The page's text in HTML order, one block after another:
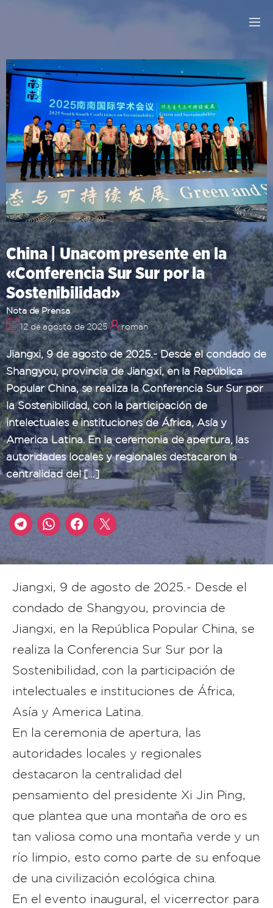
China | Unacom presente en la
«Conferencia Sur Sur por la
Sostenibilidad»
Nota de Prensa
12 de agosto de 2025
roman
Jiangxi, 9 de agosto de 2025.- Desde el condado de
Shangyou, provincia de Jiangxi, en la República
Popular China, se realiza la Conferencia Sur Sur por
la Sostenibilidad, con la participación de
intelectuales e instituciones de África, Asía y
America Latina. En la ceremonia de apertura, las
autoridades locales y regionales destacaron la
centralidad del […]
Jiangxi, 9 de agosto de 2025.- Desde el
condado de Shangyou, provincia de
Jiangxi, en la República Popular China, se
realiza la Conferencia Sur Sur por la
Sostenibilidad, con la participación de
intelectuales e instituciones de África,
Asía y America Latina.
En la ceremonia de apertura, las
autoridades locales y regionales
destacaron la centralidad del
pensamiento del presidente Xi Jin Ping,
que plantea que una montaña de oro es
tan valiosa como una montaña verde y un
río limpio, esto como parte de su enfoque
de una civilización ecológica china.
En el evento inaugural, el vicerrector para